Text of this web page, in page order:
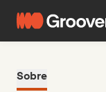
Sobre